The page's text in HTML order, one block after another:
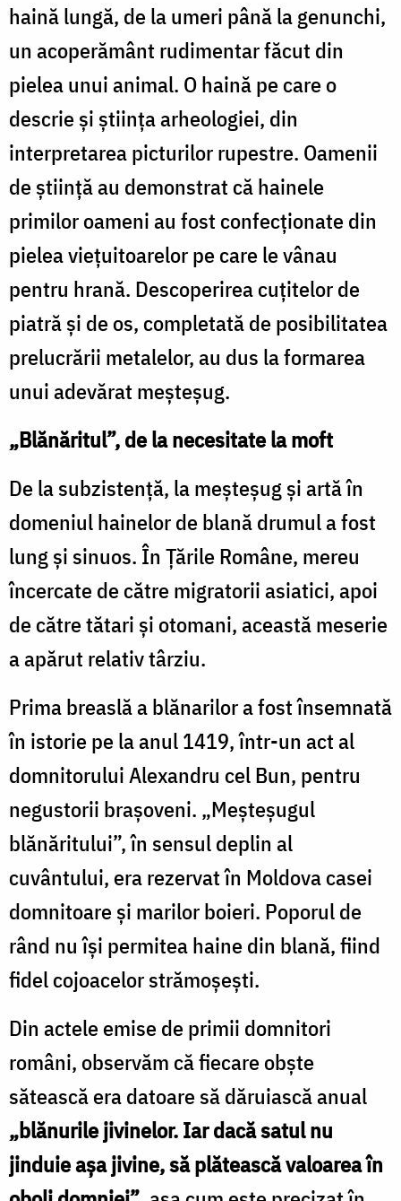
haină lungă, de la umeri până la genunchi,
un acoperământ rudimentar făcut din
pielea unui animal. O haină pe care o
descrie și știința arheologiei, din
interpretarea picturilor rupestre. Oamenii
de știință au demonstrat că hainele
primilor oameni au fost confecționate din
pielea viețuitoarelor pe care le vânau
pentru hrană. Descoperirea cuțitelor de
piatră și de os, completată de posibilitatea
prelucrării metalelor, au dus la formarea
unui adevărat meșteșug.
„Blănăritul”, de la necesitate la moft
De la subzistență, la meșteșug și artă în
domeniul hainelor de blană drumul a fost
lung și sinuos. În Țările Române, mereu
încercate de către migratorii asiatici, apoi
de către tătari și otomani, această meserie
a apărut relativ târziu.
Prima breaslă a blănarilor a fost însemnată
în istorie pe la anul 1419, într-un act al
domnitorului Alexandru cel Bun, pentru
negustorii brașoveni. „Meșteșugul
blănăritului”, în sensul deplin al
cuvântului, era rezervat în Moldova casei
domnitoare și marilor boieri. Poporul de
rând nu își permitea haine din blană, fiind
fidel cojoacelor strămoșești.
Din actele emise de primii domnitori
români, observăm că fiecare obște
sătească era datoare să dăruiască anual
„blănurile jivinelor. Iar dacă satul nu
jinduie așa jivine, să plătească valoarea în